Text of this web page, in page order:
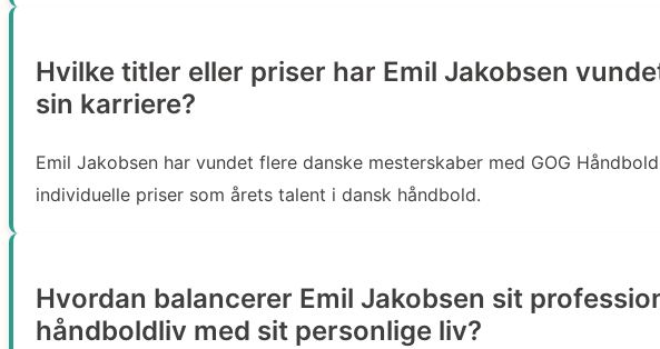
Hvilke titler eller priser har Emil Jakobsen
sin karriere?
Emil Jakobsen har vundet flere danske mesterskaber med GOG
individuelle priser som årets talent i dansk håndbold.
Hvordan balancerer Emil Jakobsen sit
håndboldliv med sit personlige liv?